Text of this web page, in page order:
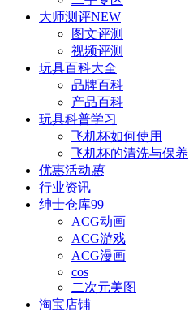
大师测评NEW
图文评测
视频评测
玩具百科大全
品牌百科
产品百科
玩具科普学习
飞机杯如何使用
飞机杯的清洗与保养
优惠活动惠
行业资讯
绅士仓库99
ACG动画
ACG游戏
ACG漫画
cos
二次元美图
淘宝店铺